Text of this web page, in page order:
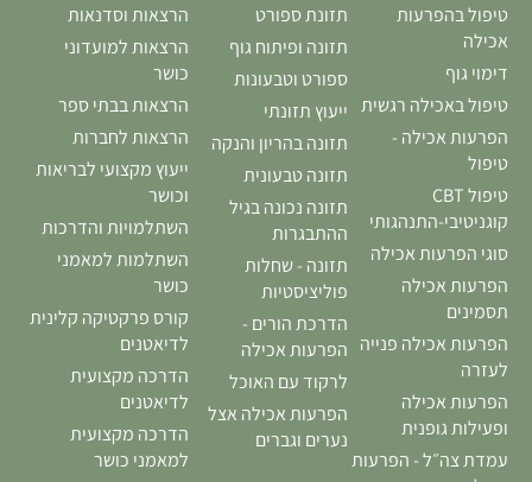
טיפול בהפרעות
אכילה
דימוי גוף
טיפול באכילה רגשית
הפרעות אכילה -
טיפול
טיפול CBT
קוגניטיבי-התנהגותי
סוגי הפרעות אכילה
הפרעות אכילה
תסמינים
הפרעות אכילה פנייה
לעזרה
הפרעות אכילה
ופעילות גופנית
עמדת צה״ל - הפרעות
תזונת ספורט
תזונה ופיתוח גוף
ספורט וטבעונות
ייעוץ תזונתי
תזונה בהריון והנקה
תזונה טבעונית
תזונה נכונה בגיל
ההתבגרות
תזונה - שחלות
פוליציסטיות
הדרכת הורים -
הפרעות אכילה
לרקוד עם האוכל
הפרעות אכילה אצל
נערים וגברים
הרצאות וסדנאות
הרצאות למועדוני
כושר
הרצאות בבתי ספר
הרצאות לחברות
ייעוץ מקצועי לבריאות
וכושר
השתלמויות והדרכות
השתלמות למאמני
כושר
קורס פרקטיקה קלינית
לדיאטנים
הדרכה מקצועית
לדיאטנים
הדרכה מקצועית
למאמני כושר